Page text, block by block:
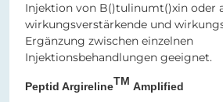
Injektion von B()tulinumt()xin oder
wirkungsverstärkende und
Ergänzung zwischen einzelnen
Injektionsbehandlungen geeignet.
Peptid ArgirelineTM Amplified